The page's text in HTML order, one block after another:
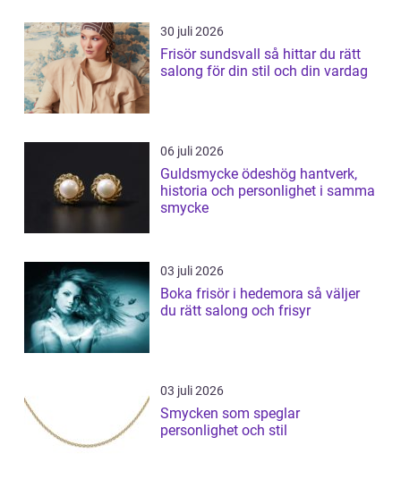
30 juli 2026
Frisör sundsvall så hittar du rätt
salong för din stil och din vardag
06 juli 2026
Guldsmycke ödeshög hantverk,
historia och personlighet i samma
smycke
03 juli 2026
Boka frisör i hedemora så väljer
du rätt salong och frisyr
03 juli 2026
Smycken som speglar
personlighet och stil